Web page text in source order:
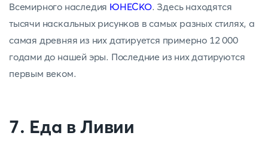
Всемирного наследия ЮНЕСКО. Здесь находятся
тысячи наскальных рисунков в самых разных стилях, а
самая древняя из них датируется примерно 12 000
годами до нашей эры. Последние из них датируются
первым веком.
7. Еда в Ливии